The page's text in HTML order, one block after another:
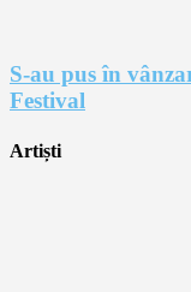
S-au pus în
Festival
Artiști